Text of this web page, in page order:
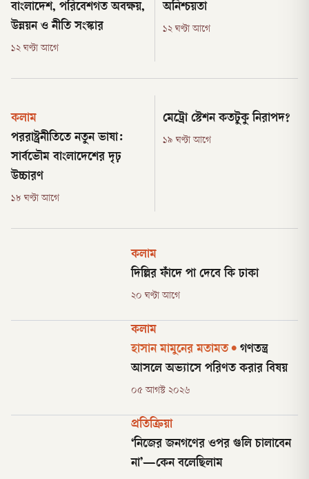
বাংলাদেশ, পরিবেশগত অবক্ষয়,
উন্নয়ন ও নীতি সংস্কার
১২ ঘণ্টা আগে
অনিশ্চয়তা
১২ ঘণ্টা আগে
কলাম
পররাষ্ট্রনীতিতে নতুন ভাষা:
সার্বভৌম বাংলাদেশের দৃঢ়
উচ্চারণ
১৮ ঘণ্টা আগে
মেট্রো স্টেশন কতটুকু নিরাপদ?
১৯ ঘণ্টা আগে
কলাম
দিল্লির ফাঁদে পা দেবে কি ঢাকা
২০ ঘণ্টা আগে
কলাম
হাসান মামুনের মতামত • গণতন্ত্র
আসলে অভ্যাসে পরিণত করার বিষয়
০৫ আগস্ট ২০২৬
প্রতিক্রিয়া
‘নিজের জনগণের ওপর গুলি চালাবেন
না’—কেন বলেছিলাম